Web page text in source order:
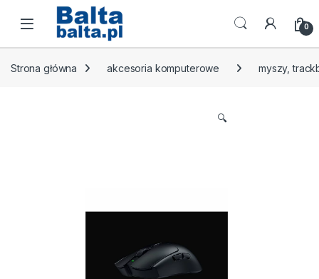
Skip to navigation
Skip to content
Open 0
Strona główna akcesoria komputerowe myszy,
🔍